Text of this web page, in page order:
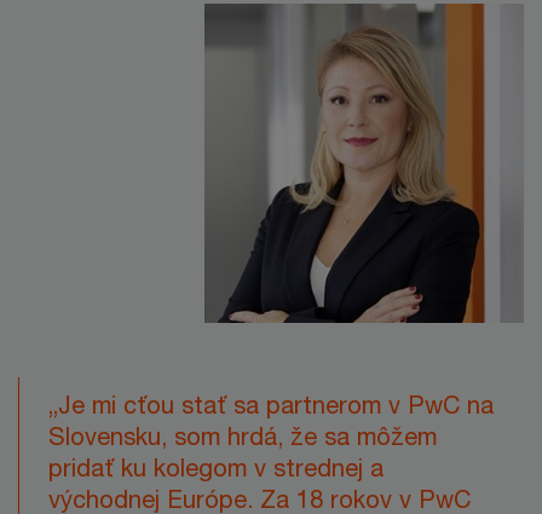
„Je mi cťou stať sa partnerom v PwC na
Slovensku, som hrdá, že sa môžem
pridať ku kolegom v strednej a
východnej Európe. Za 18 rokov v PwC